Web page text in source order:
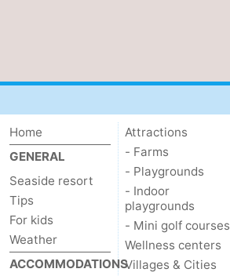
Home
GENERAL
Seaside resort
Tips
For kids
Weather
ACCOMMODATIONS
Attractions
- Farms
- Playgrounds
- Indoor
playgrounds
- Mini golf courses
Wellness centers
Villages & Cities